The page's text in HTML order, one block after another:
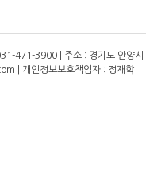
471-3900 | 주소 : 경기도 안양
| 개인정보보호책임자 : 정재학